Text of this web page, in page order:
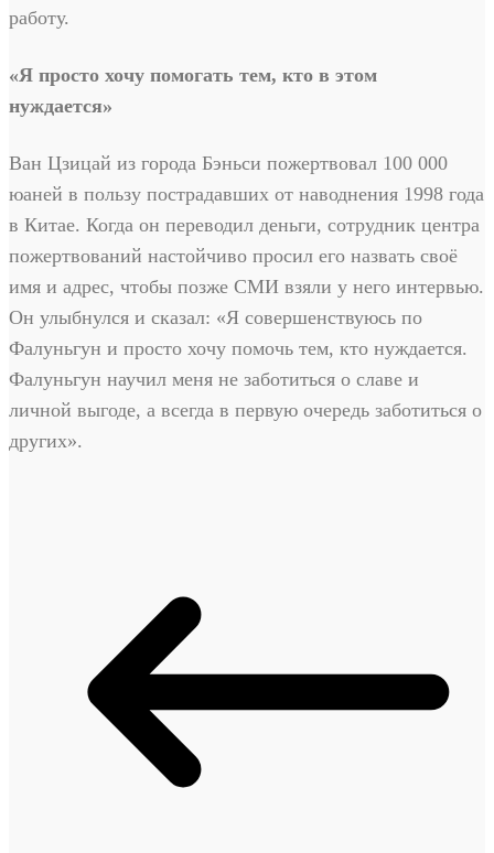
работу.
«Я просто хочу помогать тем, кто в этом
нуждается»
Ван Цзицай из города Бэньси пожертвовал 100 000
юаней в пользу пострадавших от наводнения 1998 года
в Китае. Когда он переводил деньги, сотрудник центра
пожертвований настойчиво просил его назвать своё
имя и адрес, чтобы позже СМИ взяли у него интервью.
Он улыбнулся и сказал: «Я совершенствуюсь по
Фалуньгун и просто хочу помочь тем, кто нуждается.
Фалуньгун научил меня не заботиться о славе и
личной выгоде, а всегда в первую очередь заботиться о
других».